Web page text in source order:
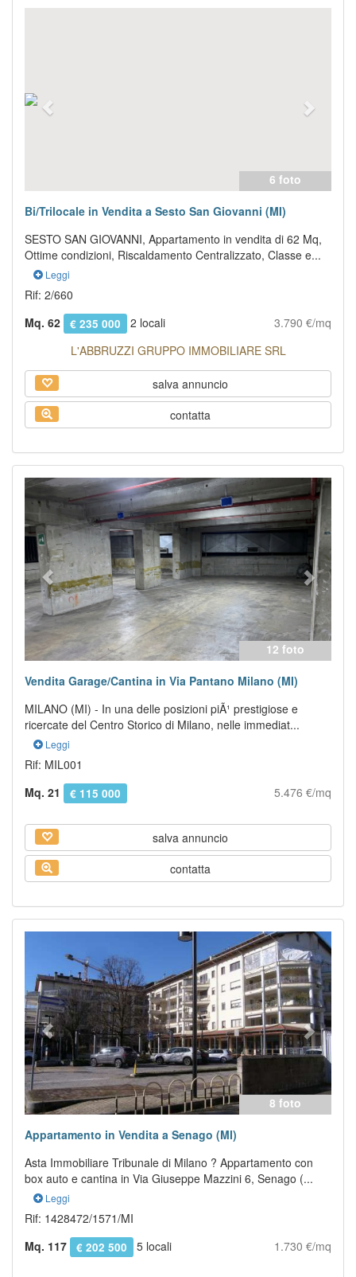
6 foto
Bi/Trilocale in Vendita a Sesto San Giovanni (MI)
SESTO SAN GIOVANNI, Appartamento in vendita di 62 Mq,
Ottime condizioni, Riscaldamento Centralizzato, Classe e...
Leggi
Rif: 2/660
Mq. 62
€ 235 000 2 locali
3.790 €/mq
L'ABBRUZZI GRUPPO IMMOBILIARE SRL
salva annuncio
contatta
12 foto
Previous Next
Vendita Garage/Cantina in Via Pantano Milano (MI)
MILANO (MI) - In una delle posizioni piÃ¹ prestigiose e
ricercate del Centro Storico di Milano, nelle immediat...
Leggi
Rif: MIL001
Mq. 21
€ 115 000 5.476 €/mq
salva annuncio
contatta
8 foto
Next
Appartamento in Vendita a Senago (MI)
Asta Immobiliare Tribunale di Milano ? Appartamento con
box auto e cantina in Via Giuseppe Mazzini 6, Senago (...
Leggi
Rif: 1428472/1571/MI
Mq. 117
€ 202 500 5 locali 1.730 €/mq